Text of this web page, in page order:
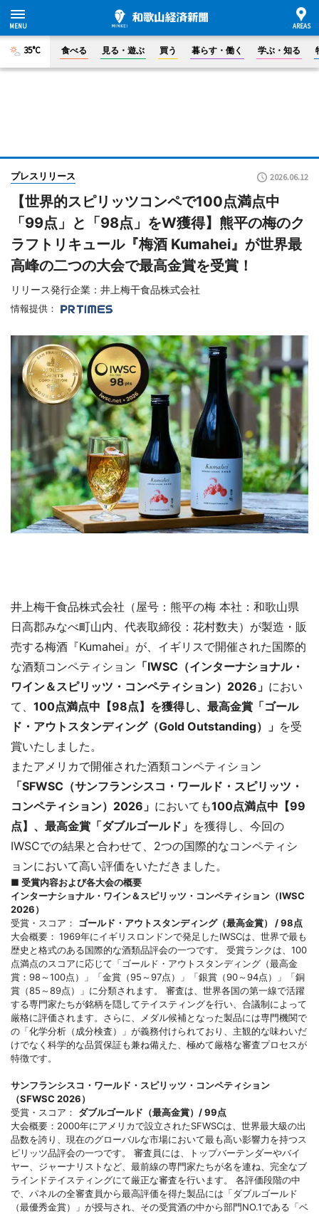
35°C 食べる 見る・遊ぶ 買う 暮らす・働く 学ぶ・知る
プレスリリース 2026.06.12
【世界的スピリッツコンペで100点満点中
「99点」と「98点」をW獲得】熊平の梅のク
ラフトリキュール『梅酒 Kumahei』が世界最
高峰の二つの大会で最高金賞を受賞！
リリース発行企業：井上梅干食品株式会社
情報提供：
井上梅干食品株式会社（屋号：熊平の梅 本社：和歌山県
日高郡みなべ町山内、代表取締役：花村数夫）が製造・販
売する梅酒『Kumahei』が、イギリスで開催された国際的
な酒類コンペティション 「IWSC（インターナショナル・
ワイン＆スピリッツ・コンペティション）2026」 におい
て、 100点満点中【98点】を獲得し、最高金賞「ゴール
ド・アウトスタンディング（Gold Outstanding）」 を受
賞いたしました。
またアメリカで開催された酒類コンペティション
「SFWSC（サンフランシスコ・ワールド・スピリッツ・
コンペティション）2026」 においても100点満点中【99
点】、最高金賞「ダブルゴールド」 を獲得し、今回の
IWSCでの結果と合わせて、2つの国際的なコンペティシ
ョンにおいて高い評価をいただきました。
■ 受賞内容および各大会の概要
インターナショナル・ワイン＆スピリッツ・コンペティション（IWSC
2026）
受賞・スコア： ゴールド・アウトスタンディング（最高金賞） / 98点
大会概要： 1969年にイギリスロンドンで発足したIWSCは、世界で最も
歴史と格式のある国際的な酒類品評会の一つです。 受賞ランクは、100
点満点のスコアに応じて「ゴールド・アウトスタンディング（最高金
賞：98～100点）」「金賞（95～97点）」「銀賞（90～94点）」「銅
賞（85～89点）」に分類されます。 審査は、世界各国の第一線で活躍
する専門家たちが銘柄を隠してテイスティングを行い、合議制によって
厳格に評価されます。さらに、メダル候補となった製品には専門機関で
の「化学分析（成分検査）」が義務付けられており、主観的な味わいだ
けでなく科学的な品質保証も兼ね備えた、極めて厳格な審査プロセスが
特徴です。
サンフランシスコ・ワールド・スピリッツ・コンペティション
（SFWSC 2026）
受賞・スコア： ダブルゴールド（最高金賞）/ 99点
大会概要：2000年にアメリカで設立されたSFWSCは、世界最大級の出
品数を誇り、現在のグローバルな市場において最も高い影響力を持つス
ピリッツ品評会の一つです。 審査員には、トップバーテンダーやバイ
ヤー、ジャーナリストなど、最前線の専門家たちが名を連ね、完全なブ
ラインドテイスティングにて厳正な審査を行います。 各評価段階の中
で、パネルの全審査員から最高評価を得た製品には「ダブルゴールド
（最優秀金賞）」が授与され、その受賞酒の中から部門NO.1である「ベ